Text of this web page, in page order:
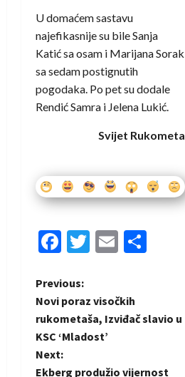
U domaćem sastavu
najefikasnije su bile Sanja
Katić sa osam i Marijana Sorak
sa sedam postignutih
pogodaka. Po pet su dodale
Rendić Samra i Jelena Lukić.
Svijet Rukometa
Facebook
Twitter
Email
P
o
s
Previous:
Novi poraz visočkih
rukometaša, Izviđač slavio u
KSC ‘Mladost’
Next:
Ekberg produžio vijernost